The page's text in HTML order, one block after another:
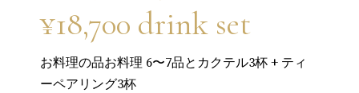
¥18,700 drink set
お料理の品お料理 6〜7品とカクテル3杯 + ティ
ーペアリング3杯